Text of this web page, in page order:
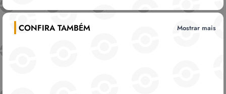
CONFIRA TAMBÉM Mostrar mais